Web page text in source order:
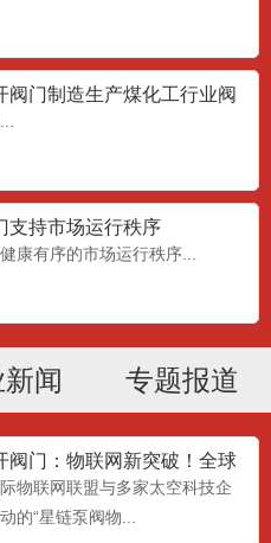
阀门制造生产煤化工行业阀
支持市场运行秩序
康有序的市场运行秩序...
闻 专题报道
阀门：物联网新突破！全球
泵阀卫星监控网络正
物联网联盟与多家太空科技企
的“星链泵阀物...
阀|无线电动蝶阀|电动智能
网蝶阀|数字
程控制蝶阀由中线蝶阀阀体+4G
型电动执行...
阀|物联网智能球阀|物联阀
阀各类联网通讯方式（核心主